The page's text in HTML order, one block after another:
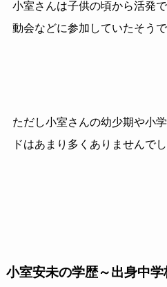
小室さんは子供の頃から活発
動会などに参加していたそうで
ただし小室さんの幼少期や小
ドはあまり多くありませんでし
小室安未の学歴～出身中